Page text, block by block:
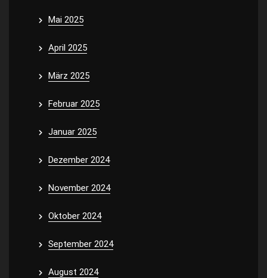
Mai 2025
April 2025
März 2025
Februar 2025
Januar 2025
Dezember 2024
November 2024
Oktober 2024
September 2024
August 2024